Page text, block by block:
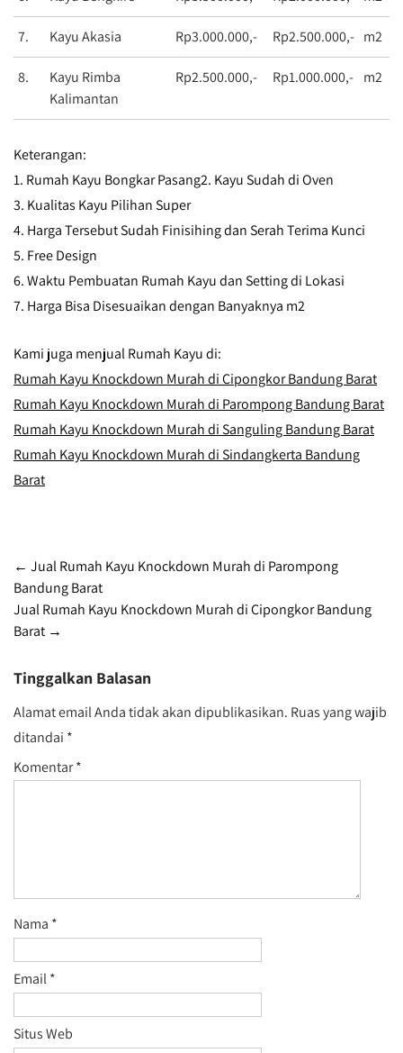
7. Kayu Akasia Rp3.000.000,- Rp2.500.000,- m2
8.
Kayu Rimba
Kalimantan
Rp2.500.000,- Rp1.000.000,- m2
Keterangan:
1. Rumah Kayu Bongkar Pasang2. Kayu Sudah di Oven
3. Kualitas Kayu Pilihan Super
4. Harga Tersebut Sudah Finisihing dan Serah Terima Kunci
5. Free Design
6. Waktu Pembuatan Rumah Kayu dan Setting di Lokasi
7. Harga Bisa Disesuaikan dengan Banyaknya m2
Kami juga menjual Rumah Kayu di:
Rumah Kayu Knockdown Murah di Cipongkor Bandung Barat
Rumah Kayu Knockdown Murah di Parompong Bandung Barat
Rumah Kayu Knockdown Murah di Sanguling Bandung Barat
Rumah Kayu Knockdown Murah di Sindangkerta Bandung
Barat
Post
navigation
← Jual Rumah Kayu Knockdown Murah di Parompong
Bandung Barat
Jual Rumah Kayu Knockdown Murah di Cipongkor Bandung
Barat →
Tinggalkan Balasan
Alamat email Anda tidak akan dipublikasikan. Ruas yang wajib
ditandai *
Komentar*
Nama *
Email*
Situs Web